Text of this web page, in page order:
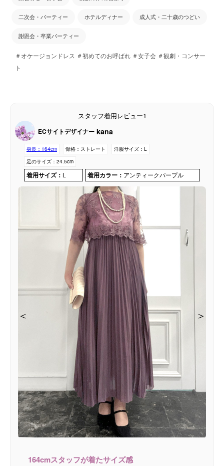
二次会・パーティー ホテルディナー 成人式・二十歳のつどい
謝恩会・卒業パーティー
＃オケージョンドレス ＃初めてのお呼ばれ ＃女子会 ＃観劇・コンサー
ト
スタッフ着用レビュー1
ECサイトデザイナー kana
身長： 164cm 骨格： ストレート 洋服サイズ： L
足のサイズ： 24.5cm
着用サイズ： L 着用カラー： アンティークパープル
＜ ＞
＜ ＞
＜ ＞
＜ ＞
164cmスタッフが着たサイズ感